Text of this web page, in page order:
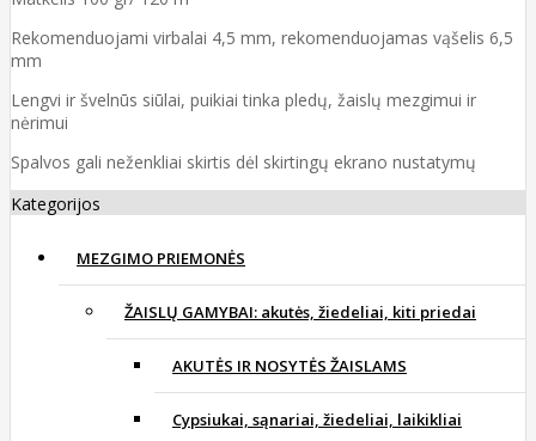
Rekomenduojami virbalai 4,5 mm, rekomenduojamas vąšelis 6,5
mm
Lengvi ir švelnūs siūlai, puikiai tinka pledų, žaislų mezgimui ir
nėrimui
Spalvos gali neženkliai skirtis dėl skirtingų ekrano nustatymų
Kategorijos
MEZGIMO PRIEMONĖS
ŽAISLŲ GAMYBAI: akutės, žiedeliai, kiti priedai
AKUTĖS IR NOSYTĖS ŽAISLAMS
Cypsiukai, sąnariai, žiedeliai, laikikliai